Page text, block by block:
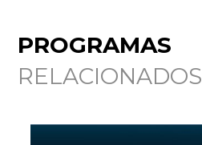
PROGRAMAS
RELACIONADOS